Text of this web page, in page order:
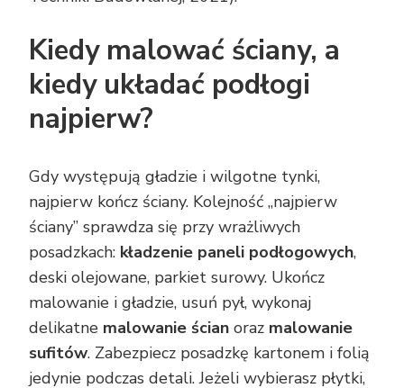
Kiedy malować ściany, a
kiedy układać podłogi
najpierw?
Gdy występują gładzie i wilgotne tynki,
najpierw kończ ściany. Kolejność „najpierw
ściany” sprawdza się przy wrażliwych
posadzkach: kładzenie paneli podłogowych,
deski olejowane, parkiet surowy. Ukończ
malowanie i gładzie, usuń pył, wykonaj
delikatne malowanie ścian oraz malowanie
sufitów. Zabezpiecz posadzkę kartonem i folią
jedynie podczas detali. Jeżeli wybierasz płytki,